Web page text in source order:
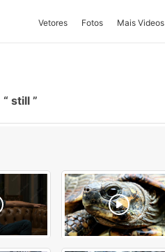
Vetores Fotos Mais Videos
still